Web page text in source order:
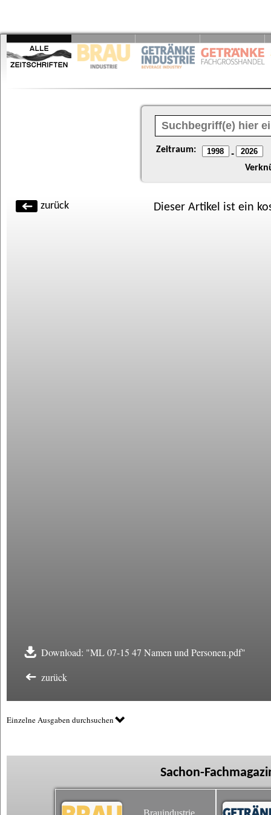
Zeitraum: -
zurück Dieser Artikel ist ein
Download: "ML 07-15 47 Namen und Personen.pdf"
zurück
Einzelne Ausgaben durchsuchen
Sachon-
Brauindustrie